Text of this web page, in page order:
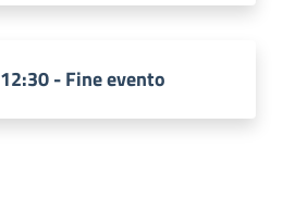
12:30 - Fine evento